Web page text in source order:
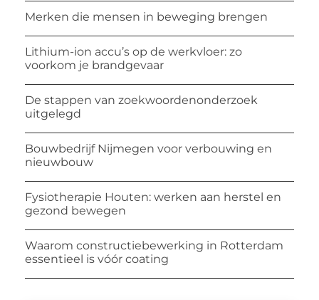
Merken die mensen in beweging brengen
Lithium-ion accu’s op de werkvloer: zo
voorkom je brandgevaar
De stappen van zoekwoordenonderzoek
uitgelegd
Bouwbedrijf Nijmegen voor verbouwing en
nieuwbouw
Fysiotherapie Houten: werken aan herstel en
gezond bewegen
Waarom constructiebewerking in Rotterdam
essentieel is vóór coating